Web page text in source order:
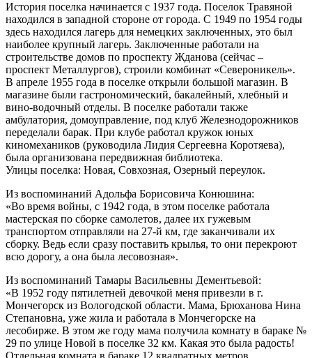
История поселка начинается с 1937 года. Поселок Травяной
находился в западной стороне от города. С 1949 по 1954 годы
здесь находился лагерь для немецких заключенных, это был
наиболее крупный лагерь. Заключенные работали на
строительстве домов по проспекту Жданова (сейчас –
проспект Металлургов), строили комбинат «Североникель».
В апреле 1955 года в поселке открыли большой магазин. B
магазине были гастрономический, бакалейный, хлебный и
вино-водочный отделы. В поселке работали также
амбулатория, домоуправление, под клуб Железнодорожников
переделали барак. При клубе работал кружок юных
киномехаников (руководила Лидия Сергеевна Коротяева),
была организована передвижная библиотека.
Улицы поселка: Новая, Совхозная, Озерный переулок.
Из воспоминаний Адольфа Борисовича Конюшина:
«Во время войны, с 1942 года, в этом поселке работала
мастерская по сборке самолетов, далее их гужевым
транспортом отправляли на 27-й км, где заканчивали их
сборку. Ведь если сразу поставить крылья, то они перекроют
всю дорогу, а она была лесовозная».
Из воспоминаний Тамары Васильевны Дементьевой:
«В 1952 году пятилетней девочкой меня привезли в г.
Мончегорск из Вологодской области. Мама, Брюханова Нина
Степановна, уже жила и работала в Мончегорске на
лесобирже. В этом же году мама получила комнату в бараке №
29 по улице Новой в поселке 32 км. Какая это была радость!
Отдельная комната в бараке 12 квадратных метров